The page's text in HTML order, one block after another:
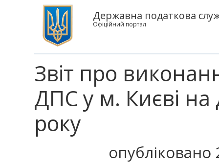
Державна податкова
Офіційний портал
Звіт про
ДПС у м. Києві на
року
опубліковано